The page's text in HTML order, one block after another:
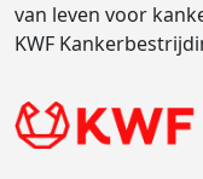
van leven voor
KWF